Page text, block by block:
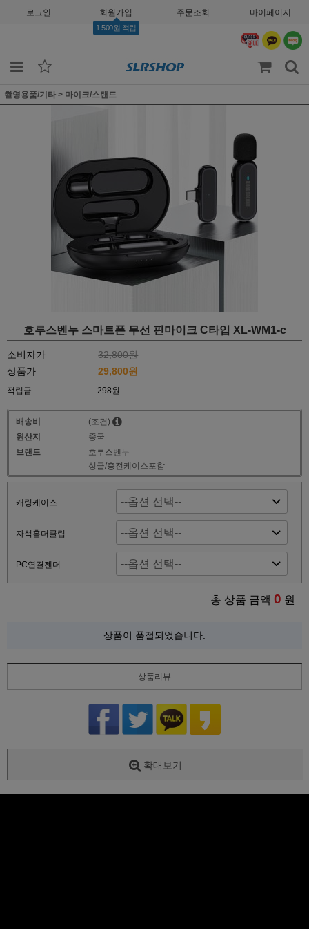
로그인 회원가입
1,500원 적립
주문조회 마이페이지
촬영용품/기타 > 마이크/스탠드
호루스벤누 스마트폰 무선 핀마이크 C타입 XL-WM1-c
소비자가
32,800원
상품가
29,800원
적립금 298원
배송비
(조건)
원산지
중국
브랜드
호루스벤누
싱글/충전케이스포함
캐링케이스
자석홀더클립
PC연결젠더
총 상품 금액 0 원
상품이 품절되었습니다.
상품리뷰
확대보기